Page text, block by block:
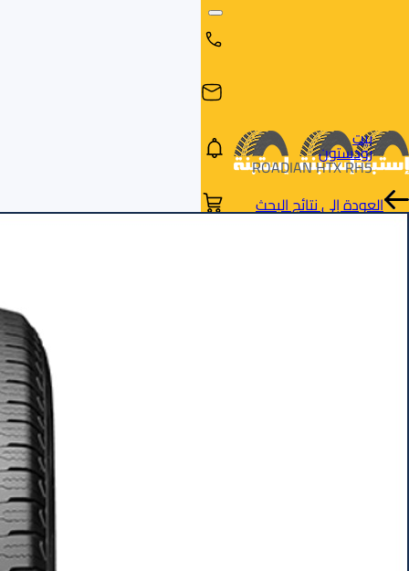
بيت
رودستون
ROADIAN HTX RH5
العودة إلى نتائج البحث